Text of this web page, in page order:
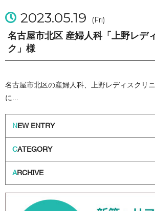
2023.05.19 (Fri)
名古屋市北区 産婦人科「上野レデ
ク」様
名古屋市北区の産婦人科、上野レディスクリ
に...
NEW ENTRY
CATEGORY
ARCHIVE